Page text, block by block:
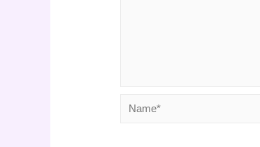
Name*